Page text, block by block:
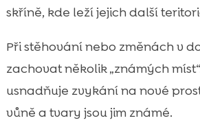
skříně, kde leží jejich další
Při stěhování nebo změnách v
zachovat několik „známých
usnadňuje zvykání na nové
vůně a tvary jsou jim známé.